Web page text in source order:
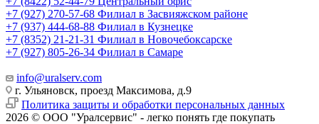
+7 (927) 270-57-68 Филиал в Засвияжском районе
+7 (937) 444-68-88 Филиал в Кузнецке
+7 (8352) 21-21-31 Филиал в Новочебоксарске
+7 (927) 805-26-34 Филиал в Самаре
info@uralserv.com
г. Ульяновск, проезд Максимова, д.9
Политика защиты и обработки персональных данных
2026 © ООО "Уралсервис" - легко понять где покупать